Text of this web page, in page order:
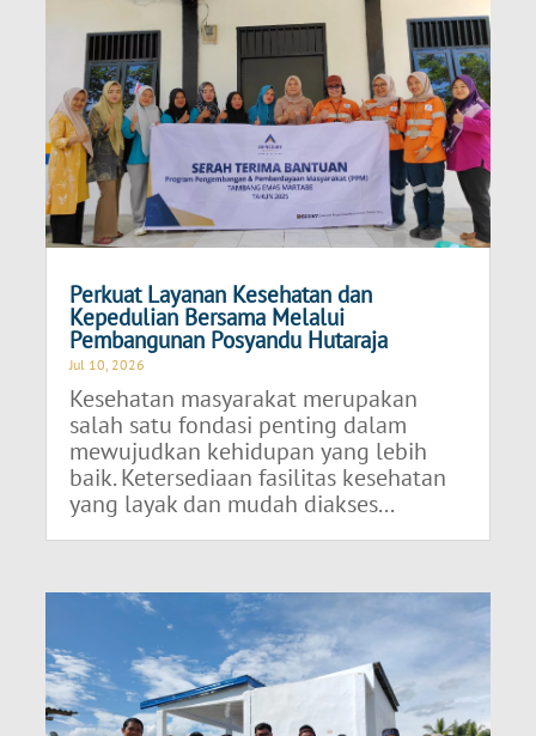
Perkuat Layanan Kesehatan dan
Kepedulian Bersama Melalui
Pembangunan Posyandu Hutaraja
Jul 10, 2026
Kesehatan masyarakat merupakan
salah satu fondasi penting dalam
mewujudkan kehidupan yang lebih
baik. Ketersediaan fasilitas kesehatan
yang layak dan mudah diakses...